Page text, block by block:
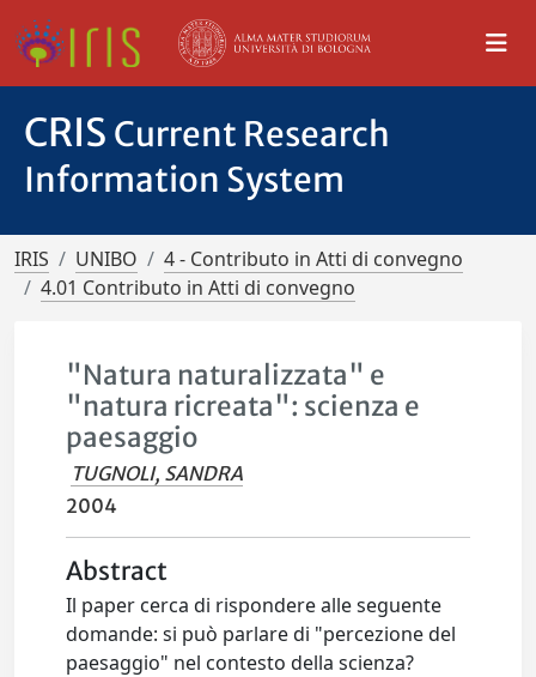
CRIS Current Research
Information System
IRIS UNIBO
4 - Contributo in Atti di convegno
4.01 Contributo in Atti di convegno
"Natura naturalizzata" e
"natura ricreata": scienza e
paesaggio
TUGNOLI, SANDRA
2004
Abstract
Il paper cerca di rispondere alle seguente
domande: si può parlare di "percezione del
paesaggio" nel contesto della scienza?